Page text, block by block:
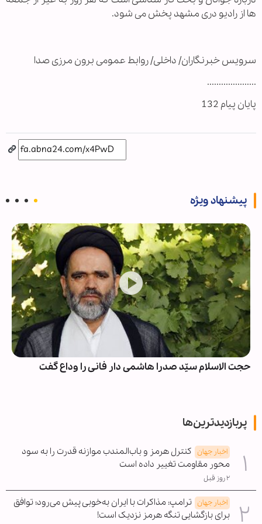
ها از رادیو دری مشهد پخش می شود.
سرویس خبرنگاران/ داخلی/ روابط عمومی برون مرزی صدا
.....................
پایان پیام 132
پیشنهاد ویژه
حجت الاسلام سیّد صدرا هاشمی دار فانی را وداع گفت
پربازدیدترین‌ها
اخبار جهان کنترل هرمز و باب‌المندب موازنه قدرت را به سود
محور مقاومت تغییر داده است
۲ روز قبل
اخبار جهان ترامپ: مذاکرات با ایران به‌خوبی پیش می‌رود؛ توافق
برای بازگشایی تنگه هرمز نزدیک است!